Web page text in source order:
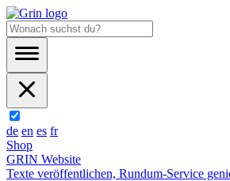
de en es fr
Shop
GRIN Website
Texte veröffentlichen, Rundum-Service